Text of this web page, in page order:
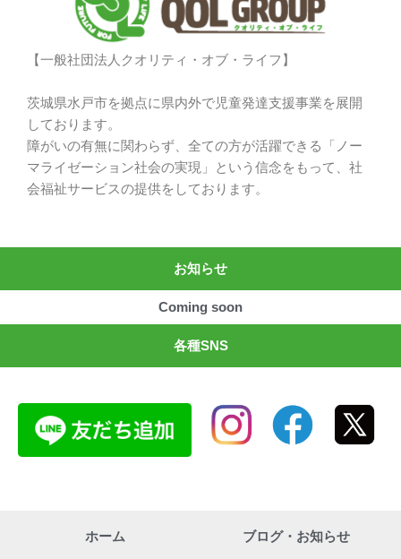
【一般社団法人クオリティ・オブ・ライフ】
茨城県水戸市を拠点に県内外で児童発達支援事業を展開
しております。
障がいの有無に関わらず、全ての方が活躍できる「ノー
マライゼーション社会の実現」という信念をもって、社
会福祉サービスの提供をしております。
お知らせ
Coming soon
各種SNS
ホーム ブログ・お知らせ